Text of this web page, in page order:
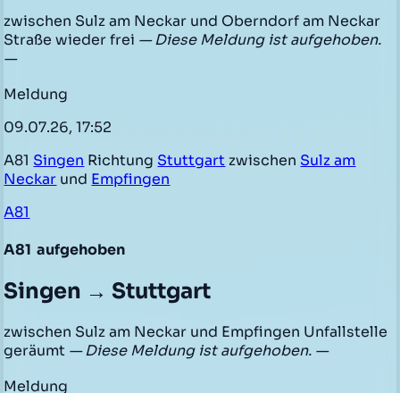
zwischen Sulz am Neckar und Oberndorf am Neckar
Straße wieder frei — Diese Meldung ist aufgehoben.
—
Meldung
09.07.26, 17:52
A81 Singen Richtung Stuttgart zwischen Sulz am
Neckar und Empfingen
A81
A81 aufgehoben
Singen → Stuttgart
zwischen Sulz am Neckar und Empfingen Unfallstelle
geräumt — Diese Meldung ist aufgehoben. —
Meldung